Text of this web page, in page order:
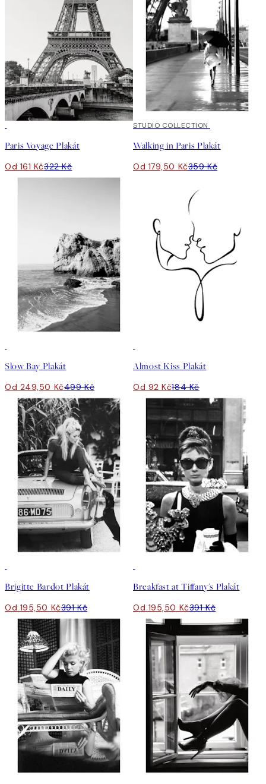
Paris Voyage Plakát
Od 161 Kč322 Kč
50%*
STUDIO COLLECTION
Walking in Paris Plakát
Od 179,50 Kč359 Kč
Slow Bay Plakát
Od 249,50 Kč499 Kč
Almost Kiss Plakát
Od 92 Kč184 Kč
Brigitte Bardot Plakát
Od 195,50 Kč391 Kč
Breakfast at Tiffany's Plakát
Od 195,50 Kč391 Kč